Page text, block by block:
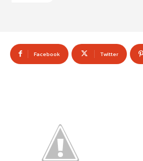
Facebook Twitter